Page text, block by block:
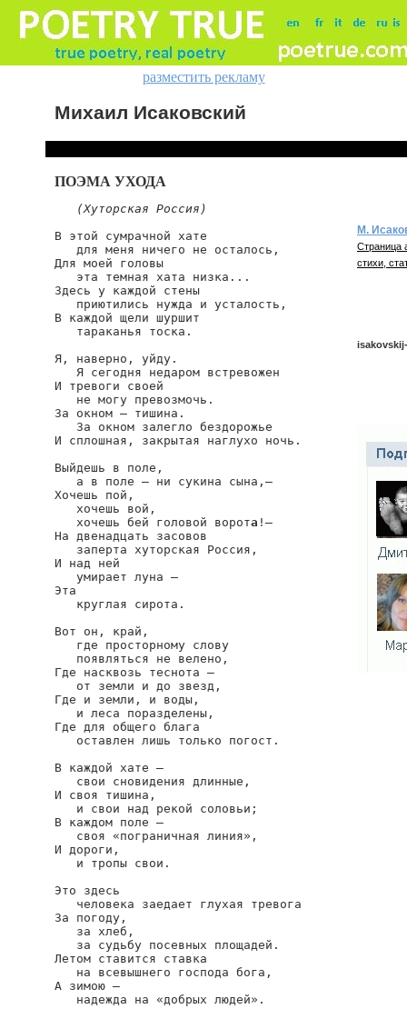
разместить рекламу
Михаил Исаковский
ПОЭМА УХОДА
(Хуторская Россия)
В этой сумрачной хате
   для меня ничего не осталось,
Для моей головы
   эта темная хата низка...
Здесь у каждой стены
   приютились нужда и усталость,
В каждой щели шуршит
   тараканья тоска.
Я, наверно, уйду.
   Я сегодня недаром встревожен
И тревоги своей
   не могу превозмочь.
За окном — тишина.
   За окном залегло бездорожье
И сплошная, закрытая наглухо ночь.
Выйдешь в поле,
   а в поле — ни сукина сына,—
Хочешь пой,
   хочешь вой,
   хочешь бей головой ворот
а !—
На двенадцать засовов
   заперта хуторская Россия,
И над ней
   умирает луна —
Эта
   круглая сирота.
Вот он, край,
   где просторному слову
   появляться не велено,
Где насквозь теснота —
   от земли и до звезд,
Где и земли, и воды,
   и леса поразделены,
Где для общего блага
   оставлен лишь только погост.
В каждой хате —
   свои сновидения длинные,
И своя тишина,
   и свои над рекой соловьи;
В каждом поле —
   своя «пограничная линия»,
И дороги,
   и тропы свои.
Это здесь
   человека заедает глухая тревога
За погоду,
   за хлеб,
   за судьбу посевных площадей.
Летом ставится ставка
   на всевышнего господа бога,
А зимою —
   надежда на «добрых людей».
М.
Страница
стихи,